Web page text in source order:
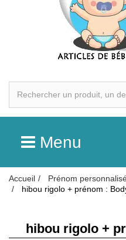
Menu
Accueil
Prénom
hibou rigolo + prénom :
hibou rigolo +